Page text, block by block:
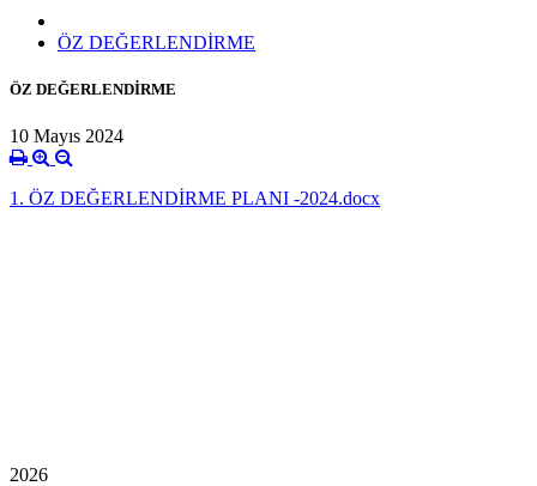
ÖZ DEĞERLENDİRME
ÖZ DEĞERLENDİRME
10 Mayıs 2024
1. ÖZ DEĞERLENDİRME PLANI -2024.docx
2026